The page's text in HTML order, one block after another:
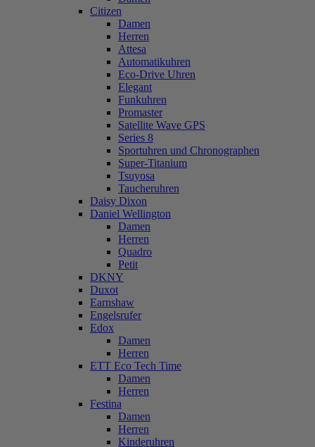
Citizen
Damen
Herren
Attesa
Automatikuhren
Eco-Drive Uhren
Elegant
Funkuhren
Promaster
Satellite Wave GPS
Series 8
Sportuhren und Chronographen
Super-Titanium
Tsuyosa
Taucheruhren
Daisy Dixon
Daniel Wellington
Damen
Herren
Quadro
Petit
DKNY
Duxot
Earnshaw
Engelsrufer
Edox
Damen
Herren
ETT Eco Tech Time
Damen
Herren
Festina
Damen
Herren
Kinderuhren